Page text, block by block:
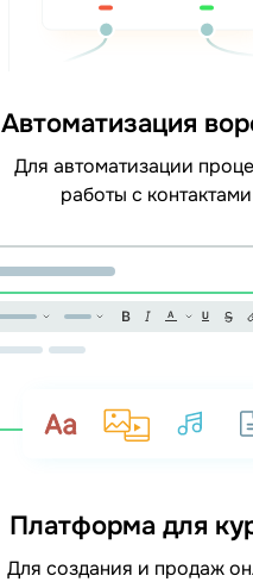
Автоматизация
для автоматизации процессов
работы с контактами
Платформа для
для создания и продаж онлайн-